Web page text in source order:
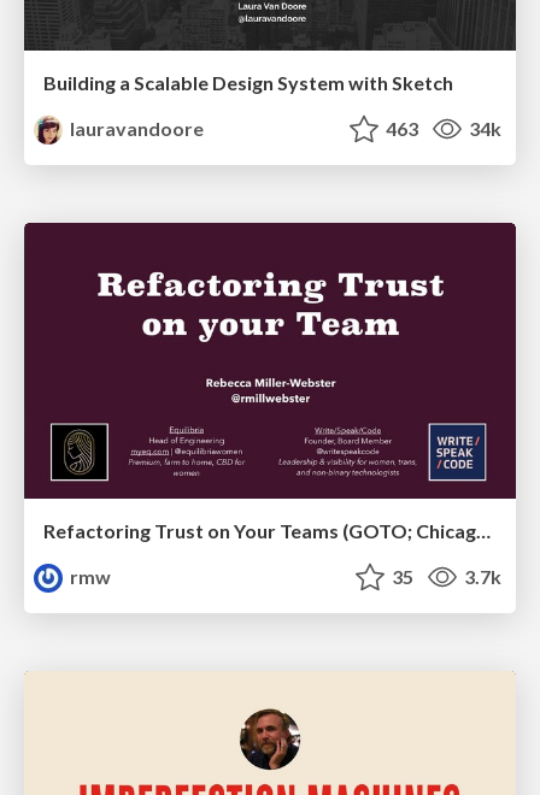
Building a Scalable Design System with Sketch
lauravandoore
463 34k
Refactoring Trust on Your Teams (GOTO; Chicago 2020)
rmw
35 3.7k